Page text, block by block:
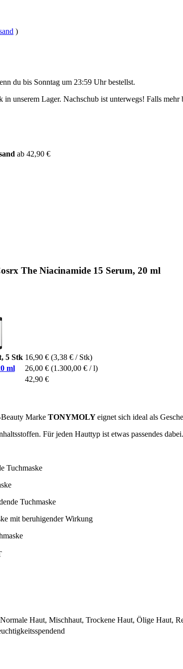
)
du bis Sonntag um 23:59 Uhrbestellst.
unserem Lager. Nachschub ist unterwegs! Falls
ab 42,90 €
The Niacinamide 15 Serum, 20 ml
5 Stk 16,90 € (3,38 € / Stk)
ml
26,00 € (1.300,00 € / l)
42,90 €
Marke TONYMOLYeignet sich ideal als
Für jeden Hauttyp ist etwas passendes dabei.
Tuchmaske
Tuchmaske
mit beruhigender Wirkung
Haut, Mischhaut, Trockene Haut, Ölige Haut,